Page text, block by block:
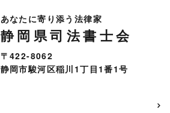
あなたに寄り添う法律家
静岡県司法書士会
〒422-8062
静岡市駿河区稲川1丁目1番1号